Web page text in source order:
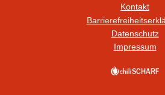
Kontakt
Datenschutz
Impressum